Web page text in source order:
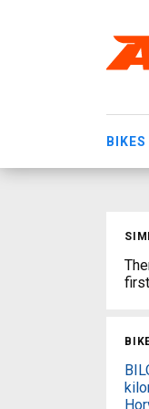
BIKES